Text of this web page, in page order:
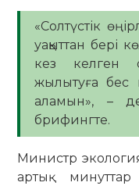
«Солтүстік
уақыттан бері
кез келген
жылытуға бес
аламын», –
брифингте.
Министр
артық